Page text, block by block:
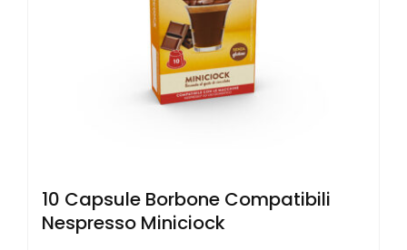
10 Capsule Borbone Compatibili
Nespresso Miniciock